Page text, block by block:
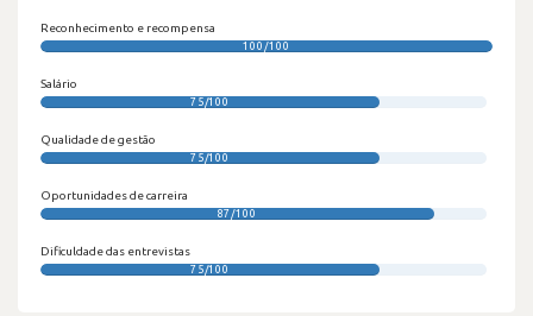
Reconhecimento e recompensa
100/100
Salário
75/100
Qualidade de gestão
75/100
Oportunidades de carreira
87/100
Dificuldade das entrevistas
75/100